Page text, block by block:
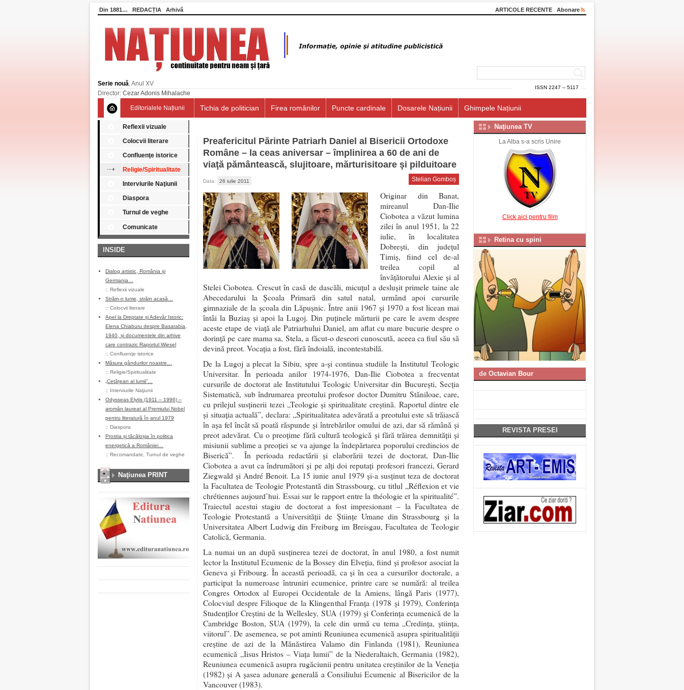
Din 1881… REDACȚIA Arhivă ARTICOLE RECENTE Abonare
ISSN 2247 – 5117
Serie nouă, Anul XV
Director: Cezar Adonis Mihalache
Editorialele Națiunii Tichia de politician Firea românilor Puncte cardinale Dosarele Națiunii Ghimpele Națiunii
Reflexii vizuale
Colocvii literare
Confluenţe istorice
Religie/Spiritualitate
Interviurile Naţiunii
Diaspora
Turnul de veghe
Comunicate
INSIDE
Dialog artistic, România și
Germania…
:: Reflexii vizuale
Străin-n lume, străin acasă…
:: Colocvii literare
Apel la Dreptate și Adevăr Istoric:
Elena Chiaburu despre Basarabia,
1940, și documentele din arhive
care contrazic Raportul Wiesel
:: Confluenţe istorice
Măsura gândurilor noastre…
:: Religie/Spiritualitate
„Cetățean al lumii”…
:: Interviurile Naţiunii
Odysseas Elytis (1911 – 1996) –
aromân laureat al Premiului Nobel
pentru literatură în anul 1979
:: Diaspora
Prostia și tăcăloșia în politica
energetică a României…
:: Recomandate Turnul de veghe
Naţiunea PRINT
Preafericitul Părinte Patriarh Daniel al Bisericii Ortodoxe
Române – la ceas aniversar – împlinirea a 60 de ani de
viaţă pământească, slujitoare, mărturisitoare şi pilduitoare
Data: 26 iulie 2011 Stelian Gomboș
Originar din Banat,
mireanul Dan-Ilie
Ciobotea a văzut lumina
zilei în anul 1951, la 22
iulie, în localitatea
Dobreşti, din judeţul
Timiş, fiind cel de-al
treilea copil al
învăţătorului Alexie şi al
Stelei Ciobotea. Crescut în casă de dascăli, micuţul a desluşit primele taine ale
Abecedarului la Şcoala Primară din satul natal, urmând apoi cursurile
gimnaziale de la şcoala din Lăpuşnic. Între anii 1967 şi 1970 a fost licean mai
întâi la Buziaş şi apoi la Lugoj. Din puţinele mărturii pe care le avem despre
aceste etape de viaţă ale Patriarhului Daniel, am aflat cu mare bucurie despre o
dorinţă pe care mama sa, Stela, a făcut-o deseori cunoscută, aceea ca fiul său să
devină preot. Vocaţia a fost, fără îndoială, incontestabilă.
De la Lugoj a plecat la Sibiu, spre a-şi continua studiile la Institutul Teologic
Universitar. În perioada anilor 1974-1976, Dan-Ilie Ciobotea a frecventat
cursurile de doctorat ale Institutului Teologic Universitar din Bucureşti, Secţia
Sistematică, sub îndrumarea preotului profesor doctor Dumitru Stăniloae, care,
cu prilejul susţinerii tezei „Teologie şi spiritualitate creştină. Raportul dintre ele
şi situaţia actuală”, declara: „Spiritualitatea adevărată a preotului este să trăiască
în aşa fel încât să poată răspunde şi întrebărilor omului de azi, dar să rămână şi
preot adevărat. Cu o preoţime fără cultură teologică şi fără trăirea demnităţii şi
misiunii sublime a preoţiei se va ajunge la îndepărtarea poporului credincios de
Biserică”. În perioada redactării şi elaborării tezei de doctorat, Dan-Ilie
Ciobotea a avut ca îndrumători şi pe alţi doi reputaţi profesori francezi, Gerard
Ziegwald şi André Benoit. La 15 iunie anul 1979 şi-a susţinut teza de doctorat
la Facultatea de Teologie Protestantă din Strassbourg, cu titlul „Réflexion et vie
chrétiennes aujourd’hui. Essai sur le rapport entre la théologie et la spiritualité”.
Traiectul acestui stagiu de doctorat a fost impresionant – la Facultatea de
Teologie Protestantă a Universităţii de Ştiinţe Umane din Strassbourg şi la
Universitatea Albert Ludwig din Freiburg im Breisgau, Facultatea de Teologie
Catolică, Germania.
La numai un an după susţinerea tezei de doctorat, în anul 1980, a fost numit
lector la Institutul Ecumenic de la Bossey din Elveţia, fiind şi profesor asociat la
Geneva şi Fribourg. În această perioadă, ca şi în cea a cursurilor doctorale, a
participat la numeroase întruniri ecumenice, printre care se numără: al treilea
Congres Ortodox al Europei Occidentale de la Amiens, lângă Paris (1977),
Colocviul despre Filioque de la Klingenthal Franţa (1978 şi 1979), Conferinţa
Studenţilor Creştini de la Wellesley, SUA (1979) şi Conferinţa ecumenică de la
Cambridge Boston, SUA (1979), la cele din urmă cu tema „Credinţa, ştiinţa,
viitorul”. De asemenea, se pot aminti Reuniunea ecumenică asupra spiritualităţii
creştine de azi de la Mănăstirea Valamo din Finlanda (1981), Reuniunea
ecumenică „Iisus Hristos – Viaţa lumii” de la Niederaltaich, Germania (1982),
Reuniunea ecumenică asupra rugăciunii pentru unitatea creştinilor de la Veneţia
(1982) şi A şasea adunare generală a Consiliului Ecumenic al Bisericilor de la
Vancouver (1983).
Naţiunea TV
La Alba s-a scris Unire
Click aici pentru film
Retina cu spini
de Octavian Bour
REVISTA PRESEI